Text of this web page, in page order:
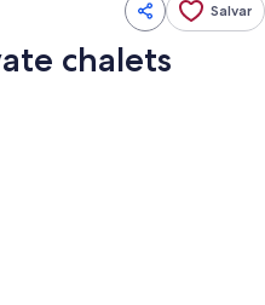
Salvar
chalets